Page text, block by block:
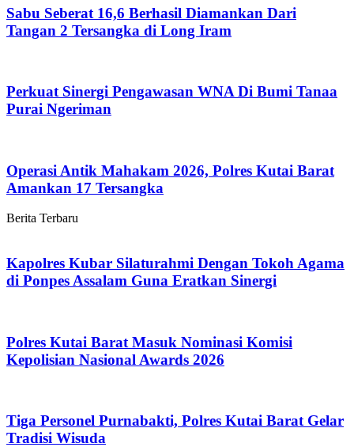
Sabu Seberat 16,6 Berhasil Diamankan Dari
Tangan 2 Tersangka di Long Iram
Perkuat Sinergi Pengawasan WNA Di Bumi Tanaa
Purai Ngeriman
Operasi Antik Mahakam 2026, Polres Kutai Barat
Amankan 17 Tersangka
Berita Terbaru
Kapolres Kubar Silaturahmi Dengan Tokoh Agama
di Ponpes Assalam Guna Eratkan Sinergi
Polres Kutai Barat Masuk Nominasi Komisi
Kepolisian Nasional Awards 2026
Tiga Personel Purnabakti, Polres Kutai Barat Gelar
Tradisi Wisuda